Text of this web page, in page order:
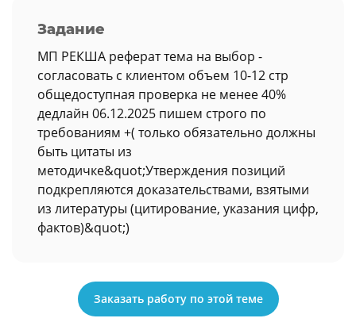
Задание
МП РЕКША реферат тема на выбор -
согласовать с клиентом объем 10-12 стр
общедоступная проверка не менее 40%
дедлайн 06.12.2025 пишем строго по
требованиям +( только обязательно должны
быть цитаты из
методичке&quot;Утверждения позиций
подкрепляются доказательствами, взятыми
из литературы (цитирование, указания цифр,
фактов)&quot;)
Заказать работу по этой теме